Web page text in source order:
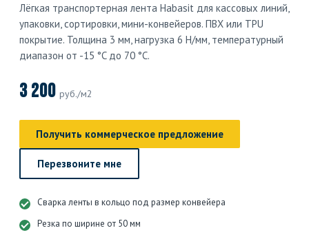
Лёгкая транспортерная лента Habasit для кассовых линий,
упаковки, сортировки, мини-конвейеров. ПВХ или TPU
покрытие. Толщина 3 мм, нагрузка 6 Н/мм, температурный
диапазон от -15 °C до 70 °C.
3 200 руб./м2
Получить коммерческое предложение
Перезвоните мне
Сварка ленты в кольцо под размер конвейера
Резка по ширине от 50 мм